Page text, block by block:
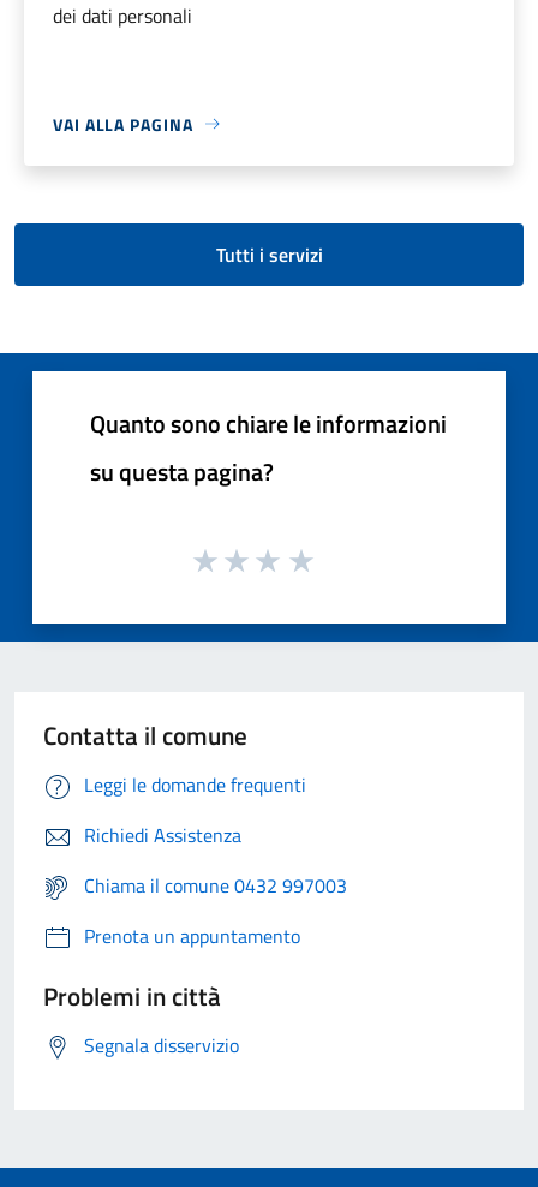
dei dati personali
VAI ALLA PAGINA
Tutti i servizi
Quanto sono chiare le informazioni
su questa pagina?
Contatta il comune
Leggi le domande frequenti
Richiedi Assistenza
Chiama il comune 0432 997003
Prenota un appuntamento
Problemi in città
Segnala disservizio